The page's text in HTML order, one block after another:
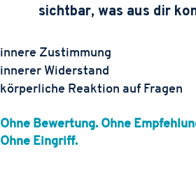
sichtbar, was aus dir
innere Zustimmung
innerer Widerstand
körperliche Reaktion auf Fragen
Ohne Bewertung. Ohne
Ohne Eingriff.